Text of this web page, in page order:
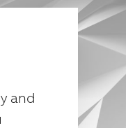
and